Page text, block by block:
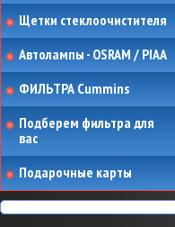
Щетки стеклоочистителя
Автолампы - OSRAM / PIAA
ФИЛЬТРА Cummins
Подберем фильтра для
вас
Подарочные карты